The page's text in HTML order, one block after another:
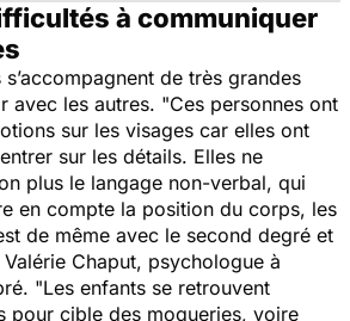
à communiquer
de très grandes
avec les autres. "Ces personnes ont
sur les visages car elles ont
sur les détails. Elles ne
plus le langage non-verbal, qui
en compte la position du corps, les
de même avec le second degré et
Chaput, psychologue à
"Les enfants se retrouvent
pour cible des moqueries, voire